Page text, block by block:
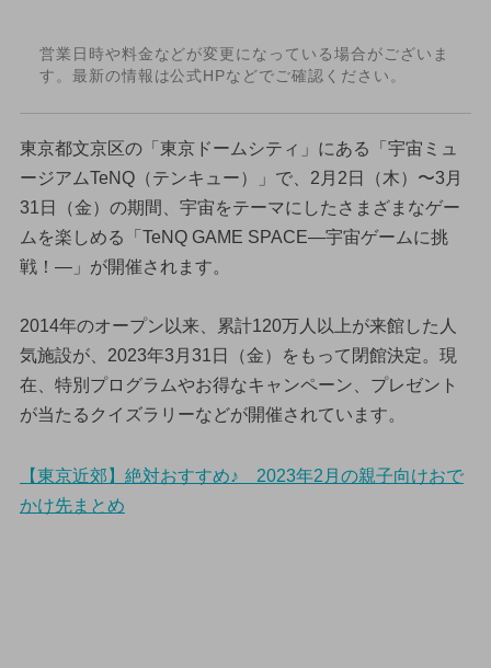
営業日時や料金などが変更になっている場合がございま
す。最新の情報は公式HPなどでご確認ください。
東京都文京区の「東京ドームシティ」にある「宇宙ミュ
ージアムTeNQ（テンキュー）」で、2月2日（木）〜3月
31日（金）の期間、宇宙をテーマにしたさまざまなゲー
ムを楽しめる「TeNQ GAME SPACE—宇宙ゲームに挑
戦！—」が開催されます。
2014年のオープン以来、累計120万人以上が来館した人
気施設が、2023年3月31日（金）をもって閉館決定。現
在、特別プログラムやお得なキャンペーン、プレゼント
が当たるクイズラリーなどが開催されています。
【東京近郊】絶対おすすめ♪ 2023年2月の親子向けおで
かけ先まとめ